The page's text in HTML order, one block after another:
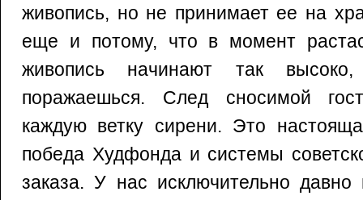
живопись, но не принимает ее на
еще и потому, что в момент
живопись начинают так
поражаешься. След сносимой
каждую ветку сирени. Это
победа Худфонда и системы
заказа. У нас исключительно давно